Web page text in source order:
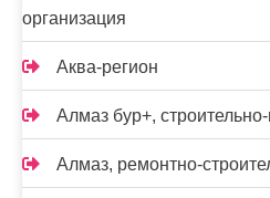
организация
Аква-регион
Алмаз бур+,
Алмаз, ремонтно-